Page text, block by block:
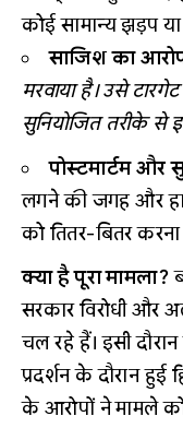
कोई सामान्य झड़प
साजिश का
मरवाया है। उसे
सुनियोजित तरीके से
पोस्टमार्टम और
लगने की जगह और
को तितर-बितर
क्या है पूरा मामला?
सरकार विरोधी और
चल रहे हैं। इसी
प्रदर्शन के दौरान हुई
के आरोपों ने मामले